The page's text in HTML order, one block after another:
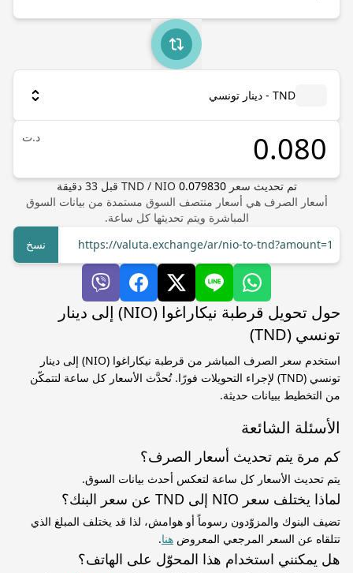
TND - دينار تونسي
د.ت
تم تحديث سعر TND/ NIO 0.079830 قبل33 دقيقة
أسعار الصرف هي أسعار منتصف السوق مستمدة من بيانات السوق
المباشرة ويتم تحديثها كل ساعة.
https://valuta.exchange/ar/nio-to-tnd?amount=1
نسخ
حول تحويل قرطبة نيكاراغوا (NIO) إلى دينار
تونسي (TND)
استخدم سعر الصرف المباشر من قرطبة نيكاراغوا (NIO) إلى دينار
تونسي (TND) لإجراء التحويلات فورًا. تُحدَّث الأسعار كل ساعة لتتمكّن
من التخطيط ببيانات حديثة.
الأسئلة الشائعة
كم مرة يتم تحديث أسعار الصرف؟
يتم تحديث الأسعار كل ساعة لتعكس أحدث بيانات السوق.
لماذا يختلف سعر NIO إلى TND عن سعر البنك؟
تضيف البنوك والمزوّدون رسوماً أو هوامش، لذا قد يختلف المبلغ الذي
تتلقاه عن السعر المرجعي المعروض هنا.
هل يمكنني استخدام هذا المحوّل على الهاتف؟